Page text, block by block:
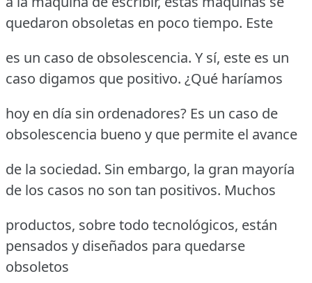
quedaron obsoletas en poco tiempo. Este
es un caso de obsolescencia. Y sí, este es un
caso digamos que positivo. ¿Qué haríamos
hoy en día sin ordenadores? Es un caso de
obsolescencia bueno y que permite el avance
de la sociedad. Sin embargo, la gran mayoría
de los casos no son tan positivos. Muchos
productos, sobre todo tecnológicos, están
pensados y diseñados para quedarse
obsoletos